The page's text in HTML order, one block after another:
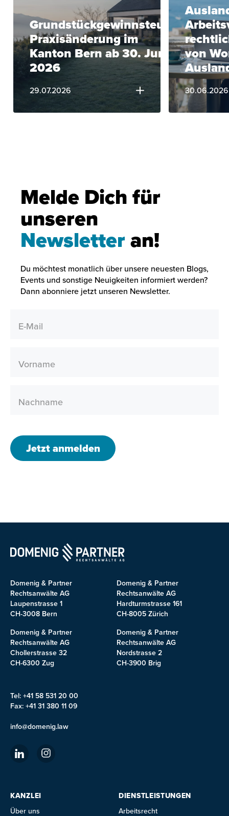
Grundstückgewinnsteuer:
Praxisänderung im
Kanton Bern ab 30. Juni
2026
29.07.2026
von
30.06.2026
Melde Dich für
unseren
Newsletteran!
Du möchtest monatlich über unsere neuesten Blogs,
Events und sonstige Neuigkeiten informiert werden?
Dann abonniere jetzt unseren Newsletter.
E-Mail
Vorname
Nachname
Jetzt anmelden
Domenig & Partner
Rechtsanwälte AG
Laupenstrasse 1
CH-3008 Bern
Domenig & Partner
Rechtsanwälte AG
Hardturmstrasse 161
CH-8005 Zürich
Domenig & Partner
Rechtsanwälte AG
Chollerstrasse 32
CH-6300 Zug
Domenig & Partner
Rechtsanwälte AG
Nordstrasse 2
CH-3900 Brig
Tel: +41 58 531 20 00
Fax: +41 31 380 11 09
info@domenig.law
KANZLEI
Über uns
DIENSTLEISTUNGEN
Arbeitsrecht